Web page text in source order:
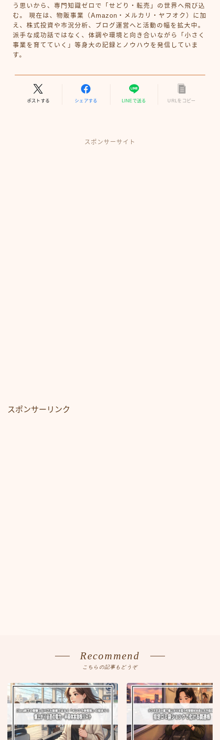
う思いから、専門知識ゼロで「せどり・転売」の世界へ飛び込
む。 現在は、物販事業（Amazon・メルカリ・ヤフオク）に加
え、株式投資や市況分析、ブログ運営へと活動の幅を拡大中。
派手な成功話ではなく、体調や環境と向き合いながら「小さく
事業を育てていく」等身大の記録とノウハウを発信していま
す。
ポストする シェアする LINEで送る URLをコピー
スポンサーサイト
スポンサーリンク
Recommend
こちらの記事もどうぞ